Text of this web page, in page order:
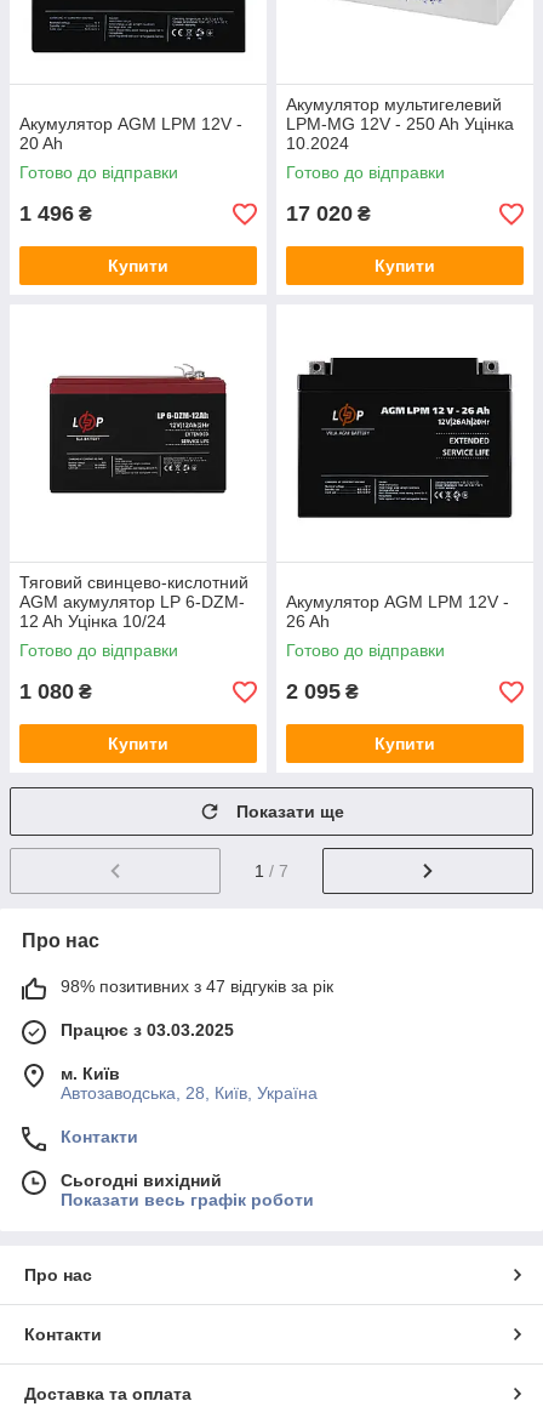
Акумулятор AGM LPM 12V -
20 Ah
Готово до відправки
1 496 ₴
Купити
Акумулятор мультигелевий
LPM-MG 12V - 250 Ah Уцінка
10.2024
Готово до відправки
17 020 ₴
Купити
Тяговий свинцево-кислотний
AGM акумулятор LP 6-DZM-
12 Ah Уцінка 10/24
Готово до відправки
1 080 ₴
Купити
Акумулятор AGM LPM 12V -
26 Ah
Готово до відправки
2 095 ₴
Купити
Показати ще
1 / 7
Про нас
98% позитивних з 47 відгуків за рік
Працює з 03.03.2025
м. Київ
Автозаводська, 28, Київ, Україна
Контакти
Сьогодні вихідний
Показати весь графік роботи
Про нас
Контакти
Доставка та оплата